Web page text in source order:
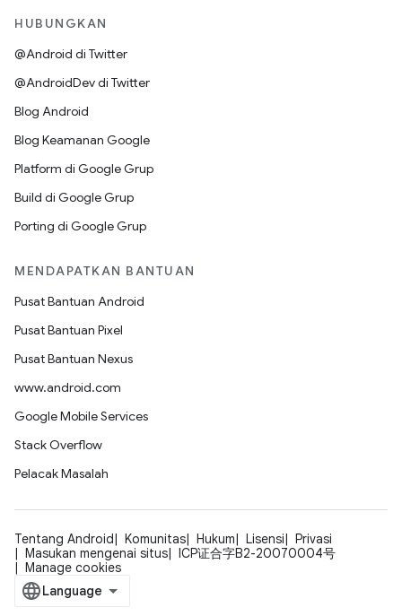
HUBUNGKAN
@Android di Twitter
@AndroidDev di Twitter
Blog Android
Blog Keamanan Google
Platform di Google Grup
Build di Google Grup
Porting di Google Grup
MENDAPATKAN BANTUAN
Pusat Bantuan Android
Pusat Bantuan Pixel
Pusat Bantuan Nexus
www.android.com
Google Mobile Services
Stack Overflow
Pelacak Masalah
Tentang Android Komunitas Hukum Lisensi
Privasi
Masukan mengenai situs
ICP证合字B2-20070004号
Manage cookies